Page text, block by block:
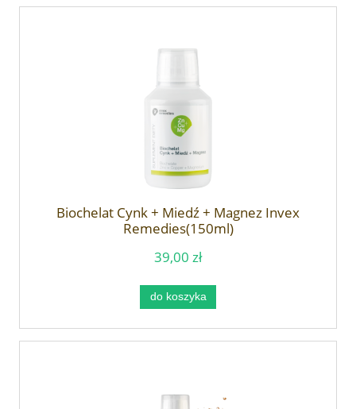
Biochelat Cynk + Miedź + Magnez Invex
Remedies(150ml)
39,00 zł
do koszyka